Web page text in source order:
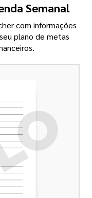
Semanal
com informações
plano de metas